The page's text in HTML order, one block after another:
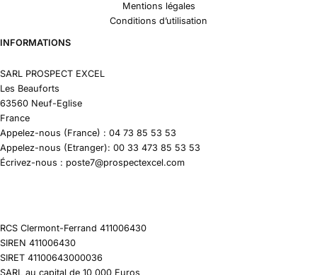
Mentions légales
Conditions d’utilisation
INFORMATIONS
SARL PROSPECT EXCEL
Les Beauforts
63560 Neuf-Eglise
France
Appelez-nous (France) : 04 73 85 53 53
Appelez-nous (Etranger): 00 33 473 85 53 53
Écrivez-nous : poste7@prospectexcel.com
RCS Clermont-Ferrand 411006430
SIREN 411006430
SIRET 41100643000036
SARL au capital de 10 000 Euros